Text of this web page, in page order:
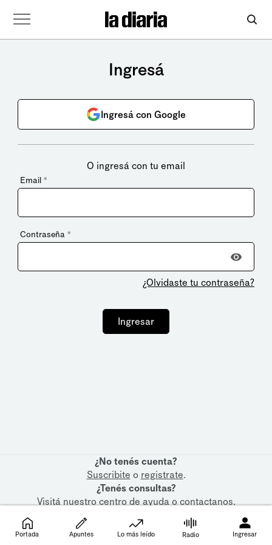
Ingresá
Ingresá con Google
O ingresá con tu email
Email *
Contraseña *
¿Olvidaste tu contraseña?
Ingresar
¿No tenés cuenta?
Suscribite o registrate.
¿Tenés consultas?
Visitá nuestrocentro de ayudaocontactanos.
Portada Apuntes Lo más leído Radio Ingresar